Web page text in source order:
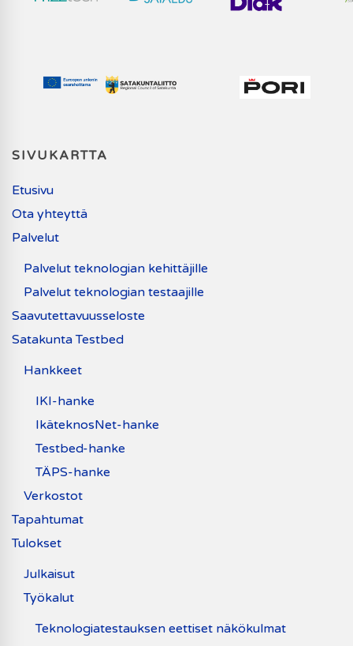
SIVUKARTTA
Etusivu
Ota yhteyttä
Palvelut
Palvelut teknologian kehittäjille
Palvelut teknologian testaajille
Saavutettavuusseloste
Satakunta Testbed
Hankkeet
IKI-hanke
IkäteknosNet-hanke
Testbed-hanke
TÄPS-hanke
Verkostot
Tapahtumat
Tulokset
Julkaisut
Työkalut
Teknologiatestauksen eettiset näkökulmat